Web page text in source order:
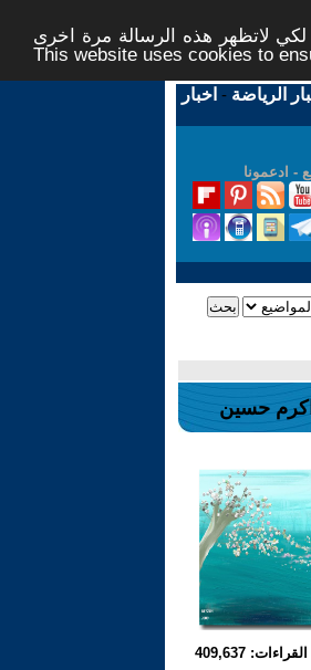
لاتظهر هذه الرسالة مرة اخرى -
This website uses cookies to
الرياضة - اخبار
- ادعمونا
اكرم حسين
409,637